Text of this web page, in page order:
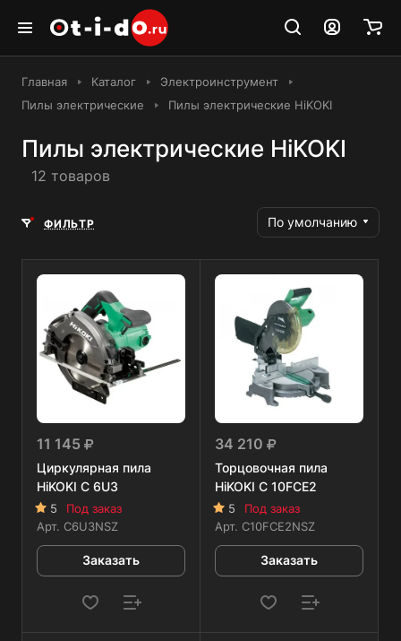
Главная Каталог
Электроинструмент
Пилы электрические
Пилы электрические HiKOKI
Пилы электрические HiKOKI
12 товаров
ФИЛЬТР По умолчанию
11 145
Циркулярная пила
HiKOKI C 6U3
5
Под заказ
Арт. C6U3NSZ
Заказать
34 210
Торцовочная пила
HiKOKI C 10FCE2
5
Под заказ
Арт. C10FCE2NSZ
Заказать